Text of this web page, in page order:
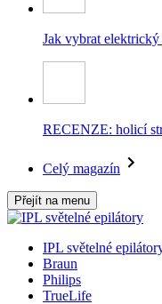
Jak vybrat
RECENZE: holicí
Celý magazín
Přejít na menu
IPL světelné
Braun
Philips
TrueLife